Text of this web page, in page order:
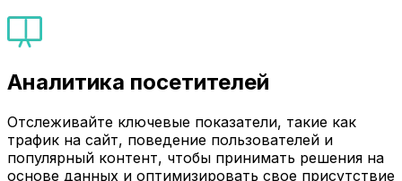
Аналитика посетителей
Отслеживайте ключевые показатели, такие как
трафик на сайт, поведение пользователей и
популярный контент, чтобы принимать решения на
основе данных и оптимизировать свое присутствие